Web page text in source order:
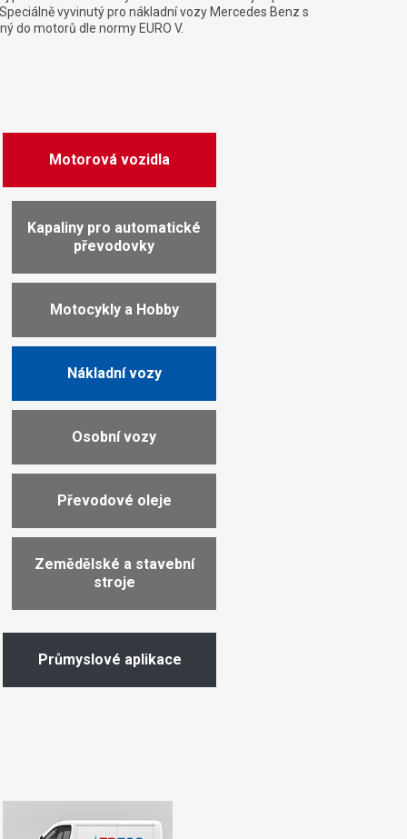
vyvinutý pro nákladní vozy Mercedes Benz s
do motorů dle normy EURO V.
Motorová vozidla
Kapaliny pro automatické
převodovky
Motocykly a Hobby
Nákladní vozy
Osobní vozy
Převodové oleje
Zemědělské a stavební
stroje
Průmyslové aplikace